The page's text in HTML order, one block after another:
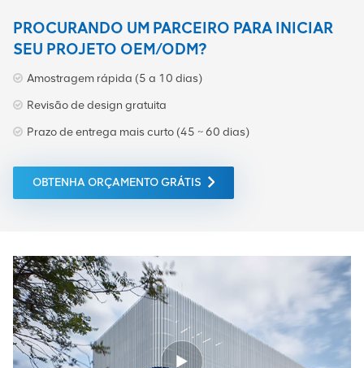
PROCURANDO UM PARCEIRO PARA INICIAR
SEU PROJETO OEM/ODM?
Amostragem rápida (5 a 10 dias)
Revisão de design gratuita
Prazo de entrega mais curto (45 ~ 60 dias)
OBTENHA ORÇAMENTO GRÁTIS